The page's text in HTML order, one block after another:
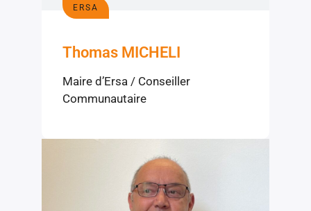
ERSA
Thomas MICHELI
Maire d’Ersa / Conseiller
Communautaire